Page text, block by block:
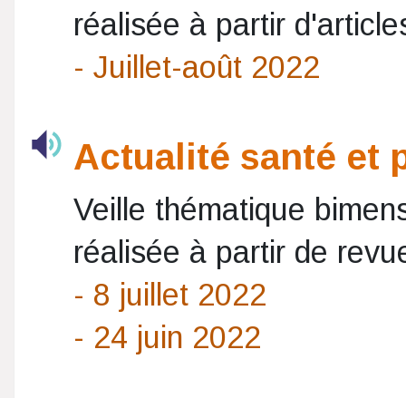
réalisée à partir
- Juillet-août 2022
Actualité santé et
Veille thématique
réalisée à partir de
- 8 juillet 2022
- 24 juin 2022